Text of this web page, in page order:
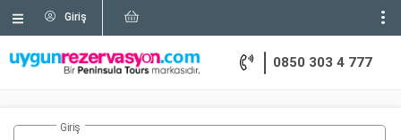
Giriş
0850 303 4 777
Giriş